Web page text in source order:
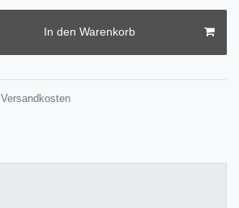
In den Warenkorb
Versandkosten